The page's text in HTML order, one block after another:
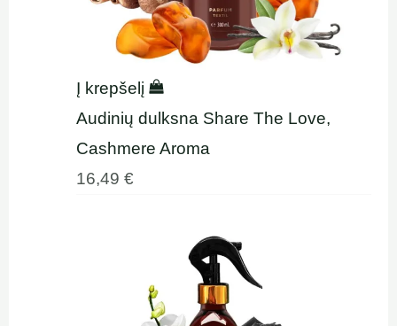
Į krepšelį
Audinių dulksna Share The Love,
Cashmere Aroma
16,49€